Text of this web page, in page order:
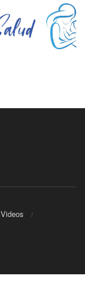
Videos